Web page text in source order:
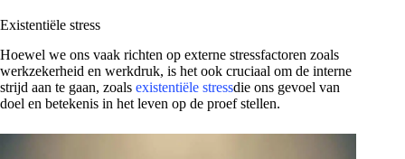
Existentiële stress
Hoewel we ons vaak richten op externe stressfactoren zoals
werkzekerheid en werkdruk, is het ook cruciaal om de interne
strijd aan te gaan, zoals existentiële stressdie ons gevoel van
doel en betekenis in het leven op de proef stellen.